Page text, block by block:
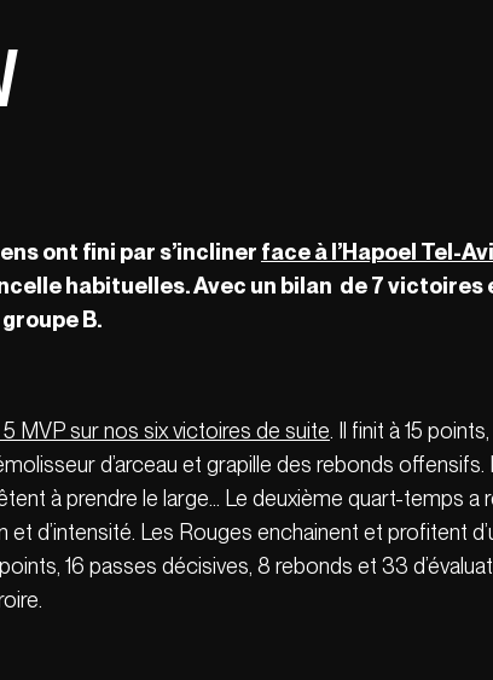
ont fini par s’incliner face à l’Hapoel Tel-
habituelles. Avec un bilan de 7 victoires
B.
MVP sur nos six victoires de suite . Il finit à 15
d’arceau et grapille des rebonds offensifs.
à prendre le large… Le deuxième quart-temps a
d’intensité. Les Rouges enchainent et profitent
16 passes décisives, 8 rebonds et 33